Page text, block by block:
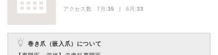
アクセス数 7月:35 | 6月:33
巻き爪（嵌入爪）について